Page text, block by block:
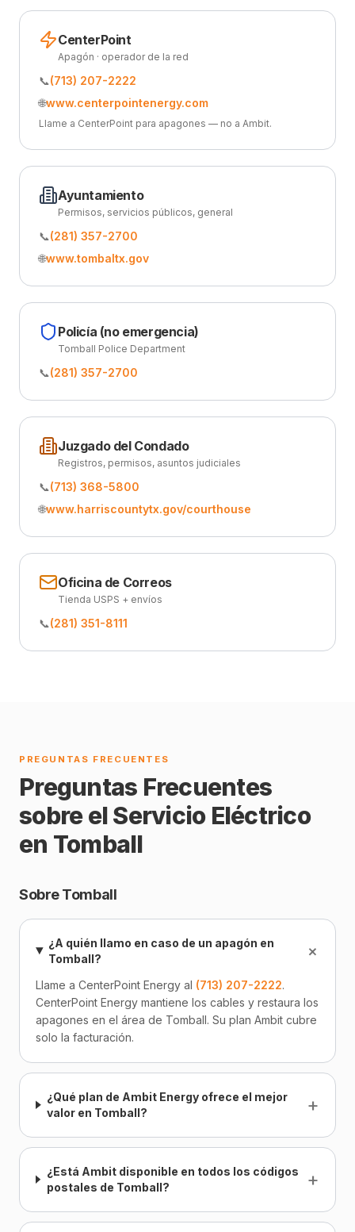
CenterPoint
Apagón · operador de la red
📞(713) 207-2222
🌐www.centerpointenergy.com
Llame a CenterPoint para apagones — no a Ambit.
Ayuntamiento
Permisos, servicios públicos, general
📞(281) 357-2700
🌐www.tombaltx.gov
Policía (no emergencia)
Tomball Police Department
📞(281) 357-2700
Juzgado del Condado
Registros, permisos, asuntos judiciales
📞(713) 368-5800
🌐www.harriscountytx.gov/courthouse
Oficina de Correos
Tienda USPS + envíos
📞(281) 351-8111
PREGUNTAS FRECUENTES
Preguntas Frecuentes
sobre el Servicio Eléctrico
en Tomball
Sobre Tomball
¿A quién llamo en caso de un apagón en
Tomball?
+
Llame a CenterPoint Energy al (713) 207-2222.
CenterPoint Energy mantiene los cables y restaura los
apagones en el área de Tomball. Su plan Ambit cubre
solo la facturación.
¿Qué plan de Ambit Energy ofrece el mejor
valor en Tomball?
+
¿Está Ambit disponible en todos los códigos
postales de Tomball?
+